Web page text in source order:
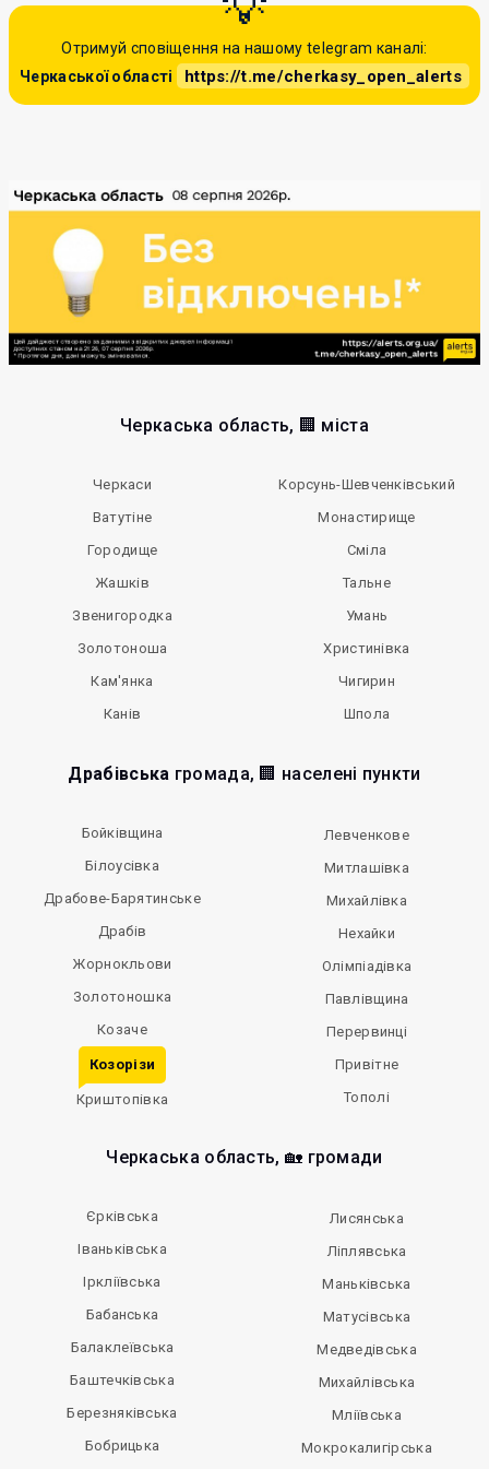
Отримуй сповіщення на нашому telegram каналі:
Черкаської області
https://t.me/cherkasy_open_alerts
Черкаська область, 🏢 міста
Черкаси
Ватутіне
Городище
Жашків
Звенигородка
Золотоноша
Кам'янка
Канів
Корсунь-Шевченківський
Монастирище
Сміла
Тальне
Умань
Христинівка
Чигирин
Шпола
Драбівська громада, 🏢 населені пункти
Бойківщина
Білоусівка
Драбове-Барятинське
Драбів
Жорнокльови
Золотоношка
Козаче
Козорізи
Криштопівка
Левченкове
Митлашівка
Михайлівка
Нехайки
Олімпіадівка
Павлівщина
Перервинці
Привітне
Тополі
Черкаська область, 🏡 громади
Єрківська
Іваньківська
Іркліївська
Бабанська
Балаклеївська
Баштечківська
Березняківська
Бобрицька
Лисянська
Ліплявська
Маньківська
Матусівська
Медведівська
Михайлівська
Мліївська
Мокрокалигірська